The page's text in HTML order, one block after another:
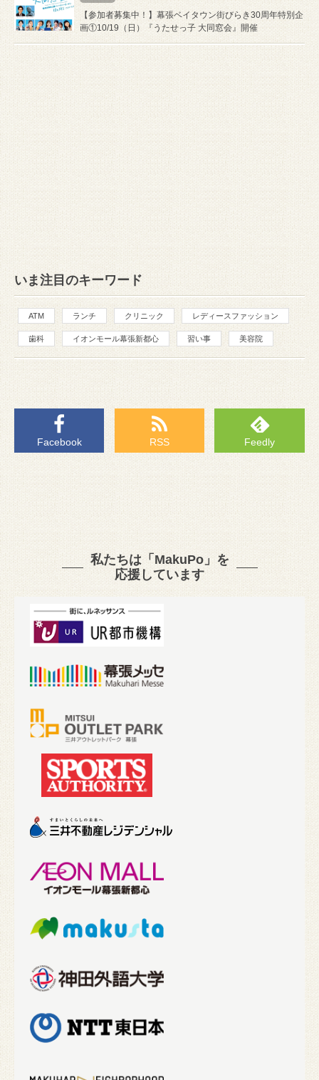
【参加者募集中！】幕張ベイタウン街びらき30周年特別企
画①10/19（日）『うたせっ子 大同窓会』開催
いま注目のキーワード
ATM ランチ クリニック レディースファッション
歯科 イオンモール幕張新都心 習い事 美容院
Facebook RSS Feedly
私たちは「MakuPo」を
応援しています